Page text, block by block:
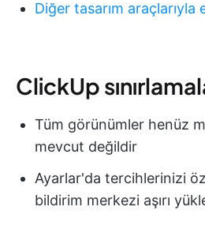
Diğer tasarım araçlarıyla
ClickUp
Tüm görünümler henüz
mevcut değildir
Ayarlar'da tercihlerinizi
bildirim merkezi aşırı